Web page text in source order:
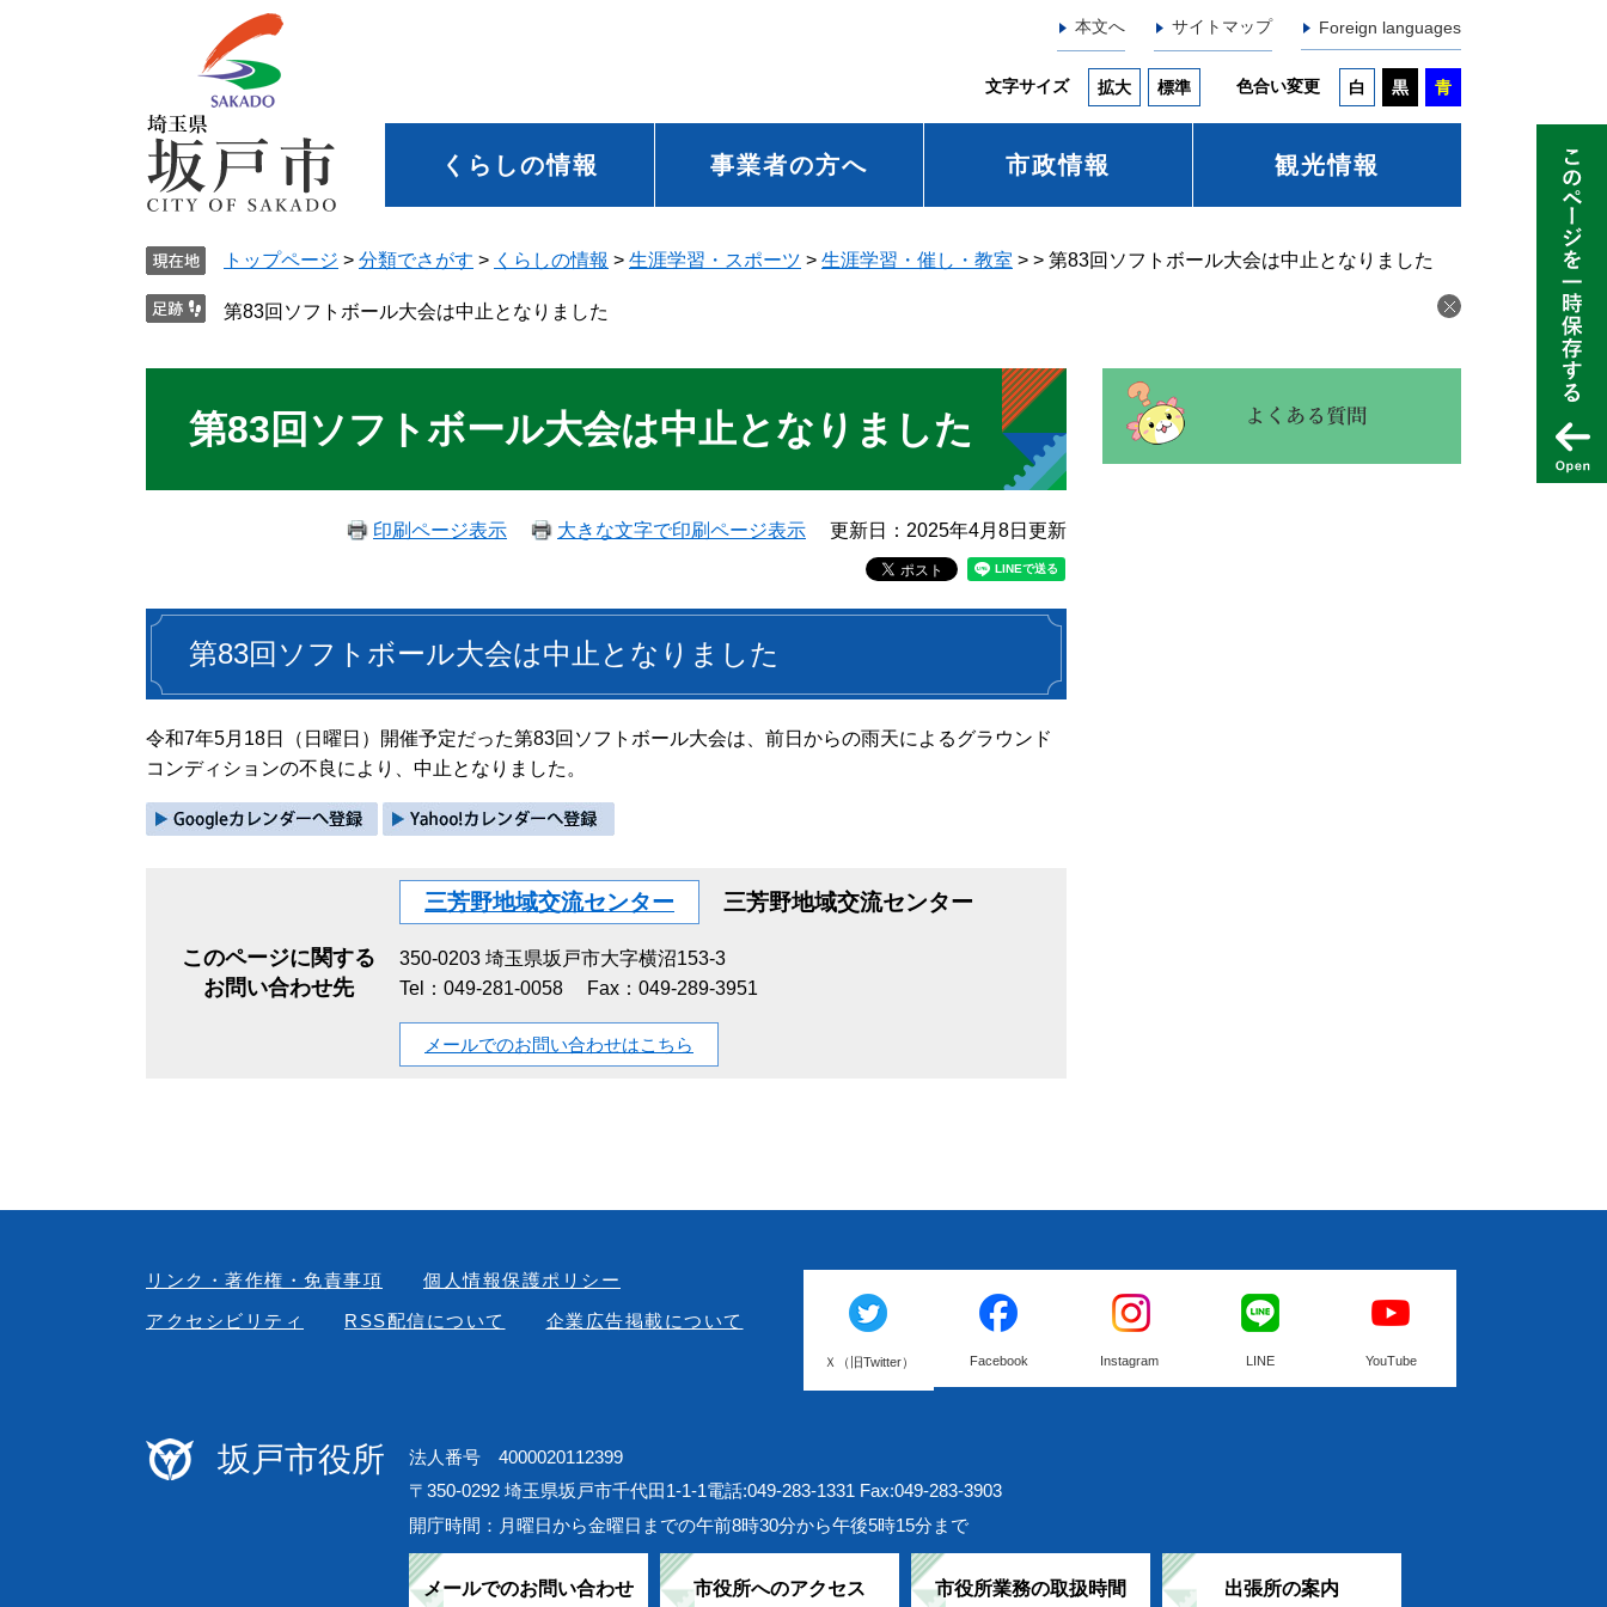
本文へ サイトマップ Foreign languages
文字サイズ 拡大 標準 色合い変更 白 黒 青
くらしの情報 事業者の方へ 市政情報 観光情報
トップページ > 分類でさがす > くらしの情報 > 生涯学習・スポーツ > 生涯学習・催し・教室 > > 第83回ソフトボール大会は中止となりました
第83回ソフトボール大会は中止となりました
第83回ソフトボール大会は中止となりました
印刷ページ表示 大きな文字で印刷ページ表示 更新日：2025年4月8日更新
第83回ソフトボール大会は中止となりました
令和7年5月18日（日曜日）開催予定だった第83回ソフトボール大会​は、前日からの雨天によるグラウンド
コンディションの不良により、中止となりました。
このページに関する
お問い合わせ先
三芳野地域交流センター 三芳野地域交流センター
350-0203 埼玉県坂戸市大字横沼153-3
Tel：049-281-0058
Fax：049-289-3951
メールでのお問い合わせはこちら
リンク・著作権・免責事項
個人情報保護ポリシー
アクセシビリティ
RSS配信について 企業広告掲載について
Ｘ（旧Twitter） Facebook Instagram LINE YouTube
坂戸市役所
法人番号 4000020112399
〒350-0292 埼玉県坂戸市千代田1-1-1電話:049-283-1331 Fax:049-283-3903
開庁時間：月曜日から金曜日までの午前8時30分から午後5時15分まで
メールでのお問い合わせ 市役所へのアクセス 市役所業務の取扱時間 出張所の案内